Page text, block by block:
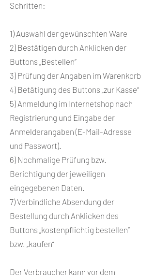
Schritten:
1) Auswahl der gewünschten Ware
2) Bestätigen durch Anklicken der
Buttons „Bestellen“
3) Prüfung der Angaben im Warenkorb
4) Betätigung des Buttons „zur Kasse“
5) Anmeldung im Internetshop nach
Registrierung und Eingabe der
Anmelderangaben (E-Mail-Adresse
und Passwort).
6) Nochmalige Prüfung bzw.
Berichtigung der jeweiligen
eingegebenen Daten.
7) Verbindliche Absendung der
Bestellung durch Anklicken des
Buttons „kostenpflichtig bestellen“
bzw. „kaufen“
Der Verbraucher kann vor dem